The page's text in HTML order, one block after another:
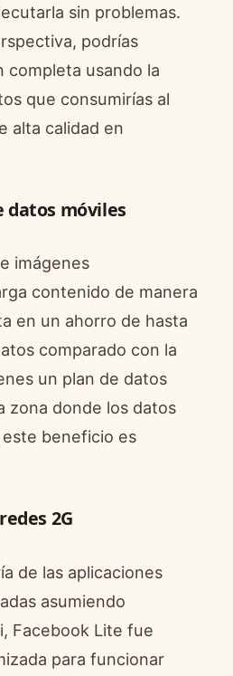
sin problemas.
podrías
completa usando la
que consumirías al
alta calidad en
datos móviles
imágenes
contenido de manera
en un ahorro de hasta
comparado con la
un plan de datos
zona donde los datos
beneficio es
2G
de las aplicaciones
asumiendo
Facebook Lite fue
para funcionar